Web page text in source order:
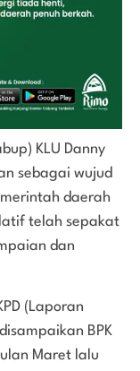
KLU Danny
sebagai wujud
daerah
telah sepakat
dan
(Laporan
BPK
Maret lalu